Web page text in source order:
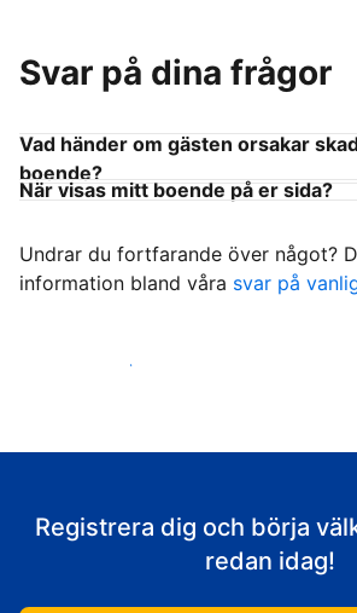
Svar på dina frågor
Vad händer om gästen orsakar
boende?
När visas mitt boende på er sida?
Undrar du fortfarande över något?
information bland våra svar på
Börja ta emot gäster
Registrera dig och börja
redan idag!